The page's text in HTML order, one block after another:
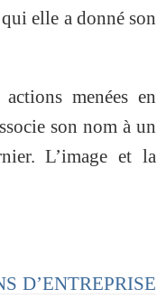
elle a donné son
menées en
son nom à un
L’image et la
D’ENTREPRISE